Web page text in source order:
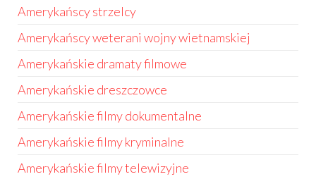
Amerykańscy strzelcy
Amerykańscy weterani wojny wietnamskiej
Amerykańskie dramaty filmowe
Amerykańskie dreszczowce
Amerykańskie filmy dokumentalne
Amerykańskie filmy kryminalne
Amerykańskie filmy telewizyjne